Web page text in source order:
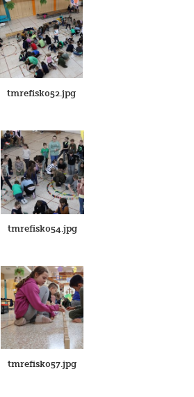
tmrefisk052.jpg
tmrefisk054.jpg
tmrefisk057.jpg